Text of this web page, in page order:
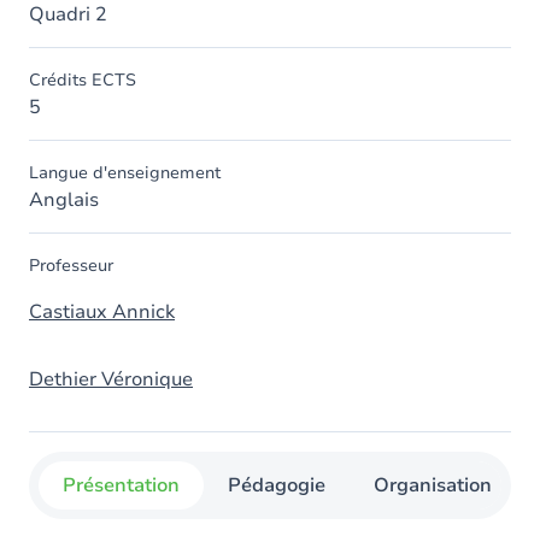
Quadri 2
Crédits ECTS
5
Langue d'enseignement
Anglais
Professeur
Castiaux Annick
Dethier Véronique
Présentation Pédagogie Organisation